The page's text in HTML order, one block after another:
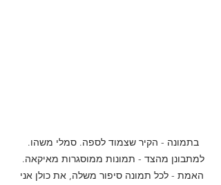
בתמונה - הקיר שצמוד לספה. סמלי משהו.
למתבונן מהצד - תמונות ממוסגרות מאיקאה.
האמת - לכל תמונה סיפור משלה, את כולן אני